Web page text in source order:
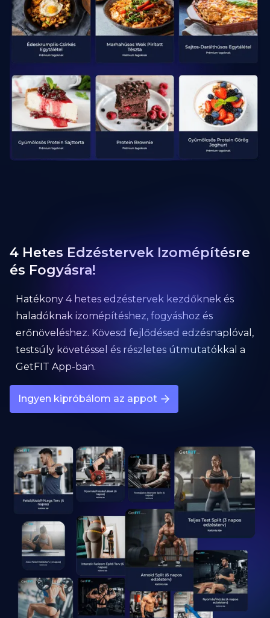
4 Hetes Edzéstervek Izomépítésre
és Fogyásra!
Hatékony 4 hetes edzéstervek kezdőknek és
haladóknak izomépítéshez, fogyáshoz és
erőnöveléshez. Kövesd fejlődésed edzésnaplóval,
testsúly követéssel és részletes útmutatókkal a
GetFIT App-ban.
Ingyen kipróbálom az appot